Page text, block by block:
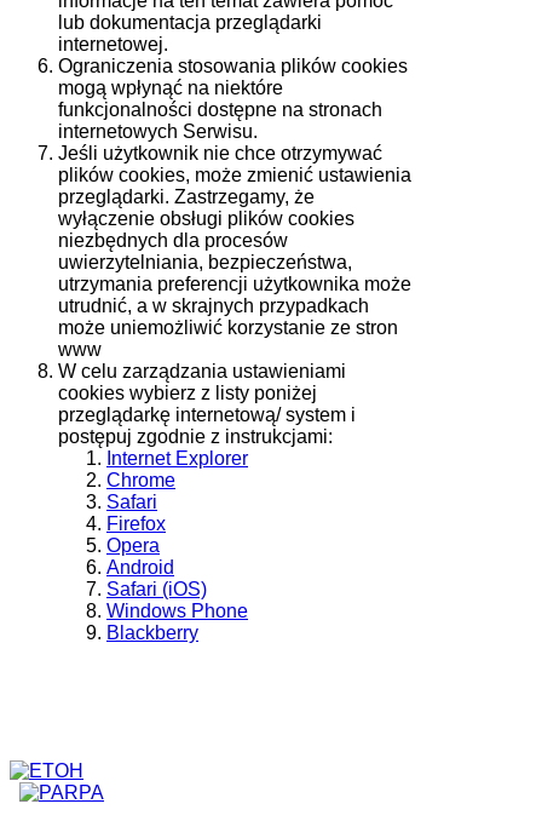
lub dokumentacja przeglądarki
internetowej.
Ograniczenia stosowania plików cookies
mogą wpłynąć na niektóre
funkcjonalności dostępne na stronach
internetowych Serwisu.
Jeśli użytkownik nie chce otrzymywać
plików cookies, może zmienić ustawienia
przeglądarki. Zastrzegamy, że
wyłączenie obsługi plików cookies
niezbędnych dla procesów
uwierzytelniania, bezpieczeństwa,
utrzymania preferencji użytkownika może
utrudnić, a w skrajnych przypadkach
może uniemożliwić korzystanie ze stron
www
W celu zarządzania ustawieniami
cookies wybierz z listy poniżej
przeglądarkę internetową/ system i
postępuj zgodnie z instrukcjami:
Internet Explorer
Chrome
Safari
Firefox
Opera
Android
Safari (iOS)
Windows Phone
Blackberry